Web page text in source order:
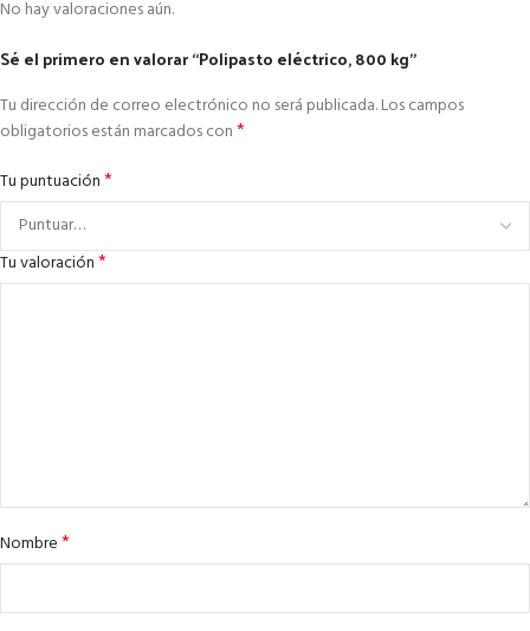
No hay valoraciones aún.
Sé el primero en valorar “Polipasto eléctrico, 800 kg”
Tu dirección de correo electrónico no será publicada.Los campos
obligatorios están marcados con*
Tu puntuación*
Tu valoración*
Nombre*